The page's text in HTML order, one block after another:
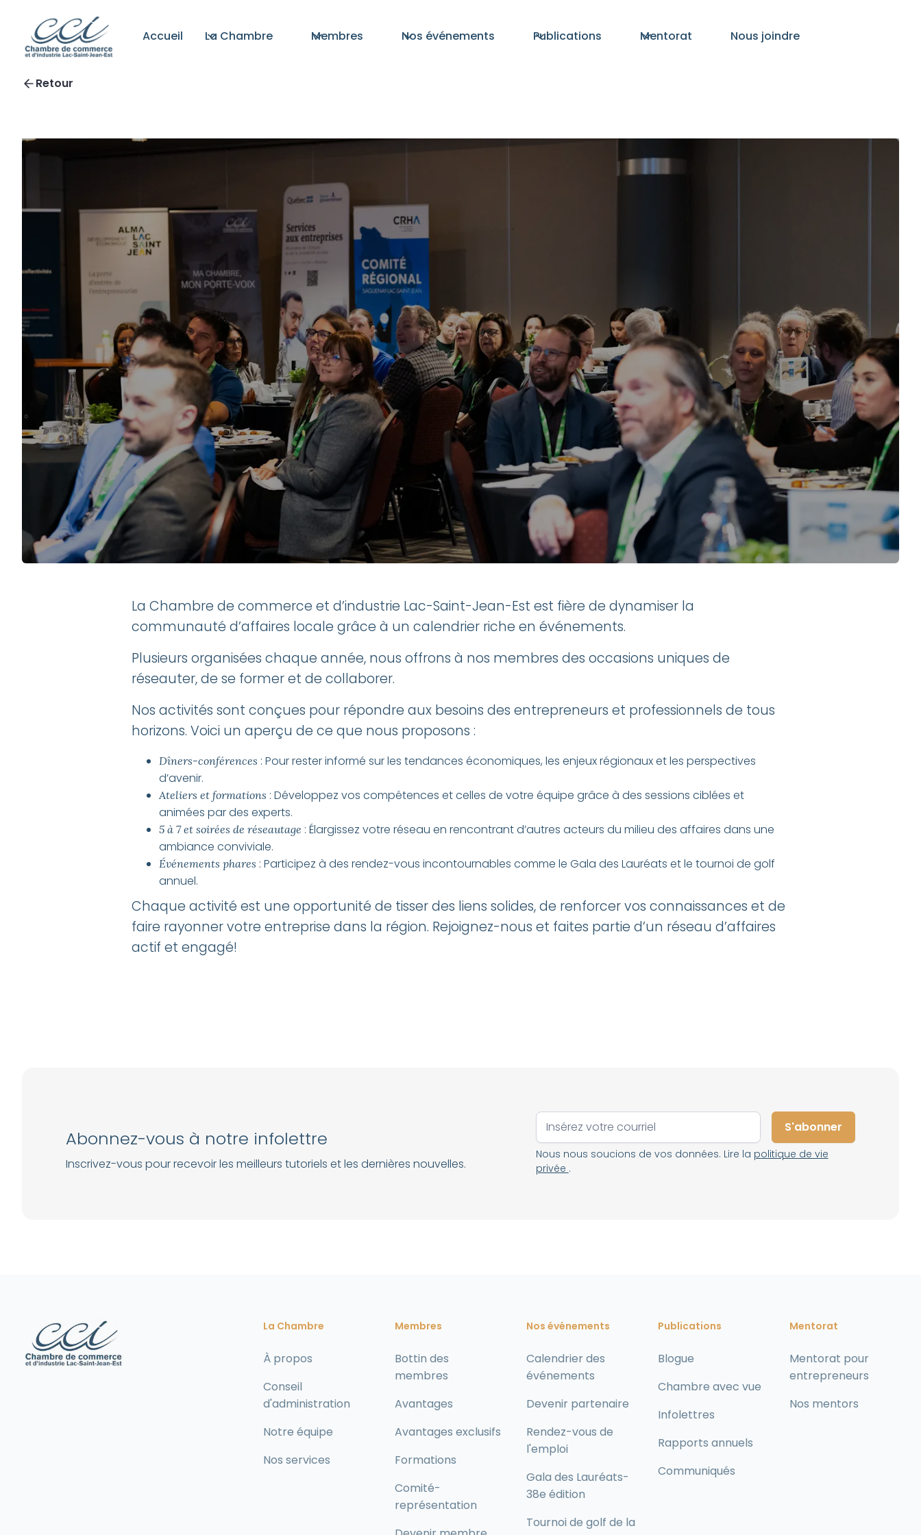
Accueil La Chambre Membres Nos événements Publications Mentorat Nous joindre
Retour
Plusieurs activités
par année
Plusieurs activités organisées chaque année, nous offrons à nos
membres des occasions uniques de réseauter, de se former et
de collaborer.
La Chambre de commerce et d’industrie Lac-Saint-Jean-Est est fière de dynamiser la
communauté d’affaires locale grâce à un calendrier riche en événements.
Plusieurs organisées chaque année, nous offrons à nos membres des occasions uniques de
réseauter, de se former et de collaborer.
Nos activités sont conçues pour répondre aux besoins des entrepreneurs et professionnels de tous
horizons. Voici un aperçu de ce que nous proposons :
Dîners-conférences : Pour rester informé sur les tendances économiques, les enjeux régionaux et les perspectives
d’avenir.
Ateliers et formations : Développez vos compétences et celles de votre équipe grâce à des sessions ciblées et
animées par des experts.
5 à 7 et soirées de réseautage : Élargissez votre réseau en rencontrant d’autres acteurs du milieu des affaires dans une
ambiance conviviale.
Événements phares : Participez à des rendez-vous incontournables comme le Gala des Lauréats et le tournoi de golf
annuel.
Chaque activité est une opportunité de tisser des liens solides, de renforcer vos connaissances et de
faire rayonner votre entreprise dans la région. Rejoignez-nous et faites partie d’un réseau d’affaires
actif et engagé!
Abonnez-vous à notre infolettre
Inscrivez-vous pour recevoir les meilleurs tutoriels et les dernières nouvelles.
Nous nous soucions de vos données. Lire la politique de vie
privée .
La Chambre
À propos
Conseil
d'administration
Notre équipe
Nos services
Membres
Bottin des
membres
Avantages
Avantages exclusifs
Formations
Comité-
représentation
Nos événements
Calendrier des
événements
Devenir partenaire
Rendez-vous de
l'emploi
Gala des Lauréats-
38e édition
Tournoi de golf de la
Publications
Blogue
Chambre avec vue
Infolettres
Rapports annuels
Communiqués
Mentorat
Mentorat pour
entrepreneurs
Nos mentors